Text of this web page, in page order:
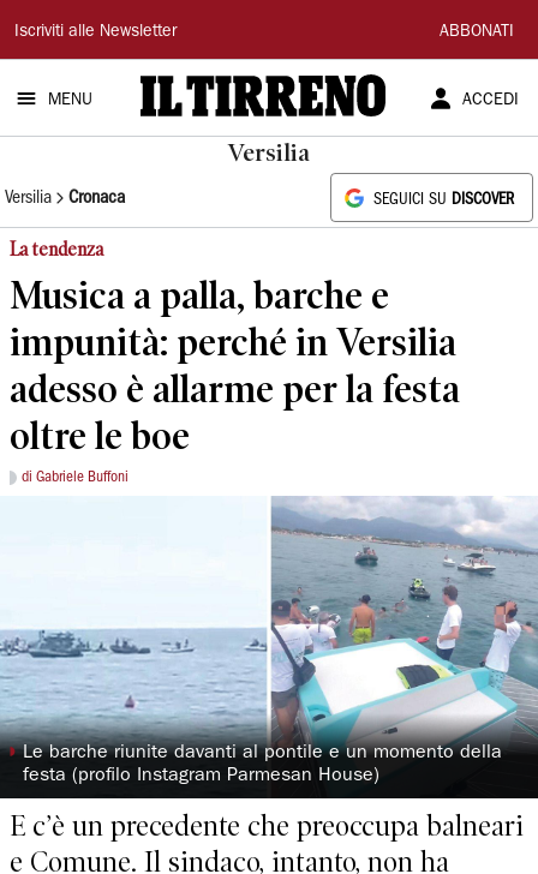
Il
Tirreno
Iscriviti alle Newsletter ABBONATI
MENU ACCEDI
Versilia
Versilia Cronaca SEGUICI SU DISCOVER
La tendenza
Musica a palla, barche e
impunità: perché in Versilia
adesso è allarme per la festa
oltre le boe
di Gabriele Buffoni
◗Le barche riunite davanti al pontile e un momento della
festa (profilo Instagram Parmesan House)
E c’è un precedente che preoccupa balneari
e Comune. Il sindaco, intanto, non ha